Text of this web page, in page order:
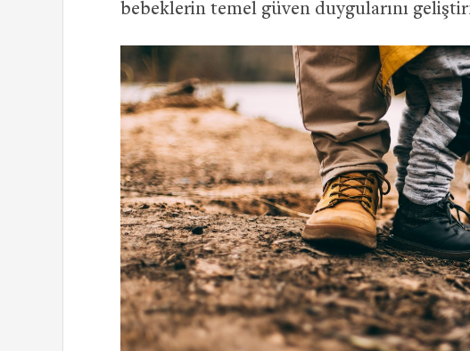
bebeklerin temel güven duygularını